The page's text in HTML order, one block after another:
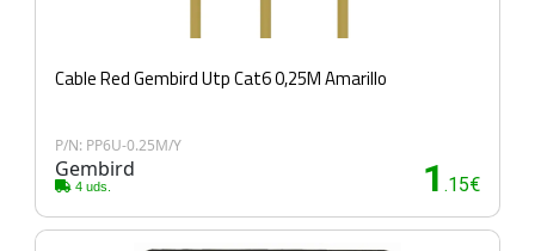
Cable Red Gembird Utp Cat6 0,25M Amarillo
P/N: PP6U-0.25M/Y
Gembird
4 uds. 1 .15€